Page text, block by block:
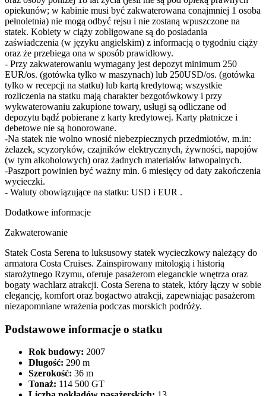
opiekunów; w kabinie musi być zakwaterowana conajmniej 1 osoba
pełnoletnia) nie mogą odbyć rejsu i nie zostaną wpuszczone na
statek. Kobiety w ciąży zobligowane są do posiadania
zaświadczenia (w języku angielskim) z informacją o tygodniu ciąży
oraz że przebiega ona w sposób prawidłowy.
- Przy zakwaterowaniu wymagany jest depozyt minimum 250
EUR/os. (gotówka tylko w maszynach) lub 250USD/os. (gotówka
tylko w recepcji na statku) lub kartą kredytową; wszystkie
rozliczenia na statku mają charakter bezgotówkowy i przy
wykwaterowaniu zakupione towary, usługi są odliczane od
depozytu bądź pobierane z karty kredytowej. Karty płatnicze i
debetowe nie są honorowane.
-Na statek nie wolno wnosić niebezpiecznych przedmiotów, m.in:
żelazek, scyzoryków, czajników elektrycznych, żywności, napojów
(w tym alkoholowych) oraz żadnych materiałów łatwopalnych.
-Paszport powinien być ważny min. 6 miesięcy od daty zakończenia
wycieczki.
- Waluty obowiązujące na statku: USD i EUR .
Dodatkowe informacje
Zakwaterowanie
Statek Costa Serena to luksusowy statek wycieczkowy należący do
armatora Costa Cruises. Zainspirowany mitologią i historią
starożytnego Rzymu, oferuje pasażerom eleganckie wnętrza oraz
bogaty wachlarz atrakcji.​ Costa Serena to statek, który łączy w sobie
elegancję, komfort oraz bogactwo atrakcji, zapewniając pasażerom
niezapomniane wrażenia podczas morskich podróży.
Podstawowe informacje o statku
Rok budowy: 2007​
Długość: 290 m​
Szerokość: 36 m​
Tonaż: 114 500 GT​